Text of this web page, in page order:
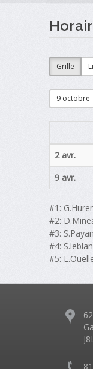
Grille
9 octobre
2 avr.
9 avr.
#1:
#2:
#3:
#4:
#5: